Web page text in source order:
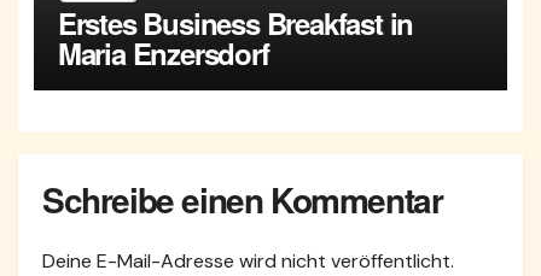
Erstes Business Breakfast in
Maria Enzersdorf
Schreibe einen Kommentar
Deine E-Mail-Adresse wird nicht veröffentlicht.